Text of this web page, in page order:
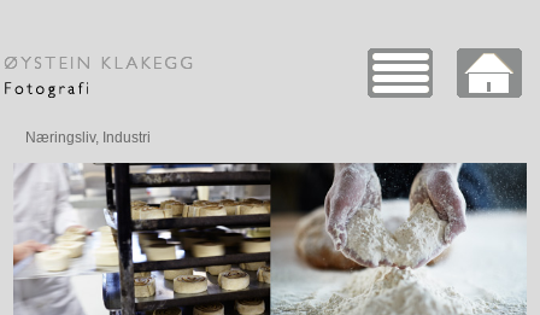
Næringsliv, Industri